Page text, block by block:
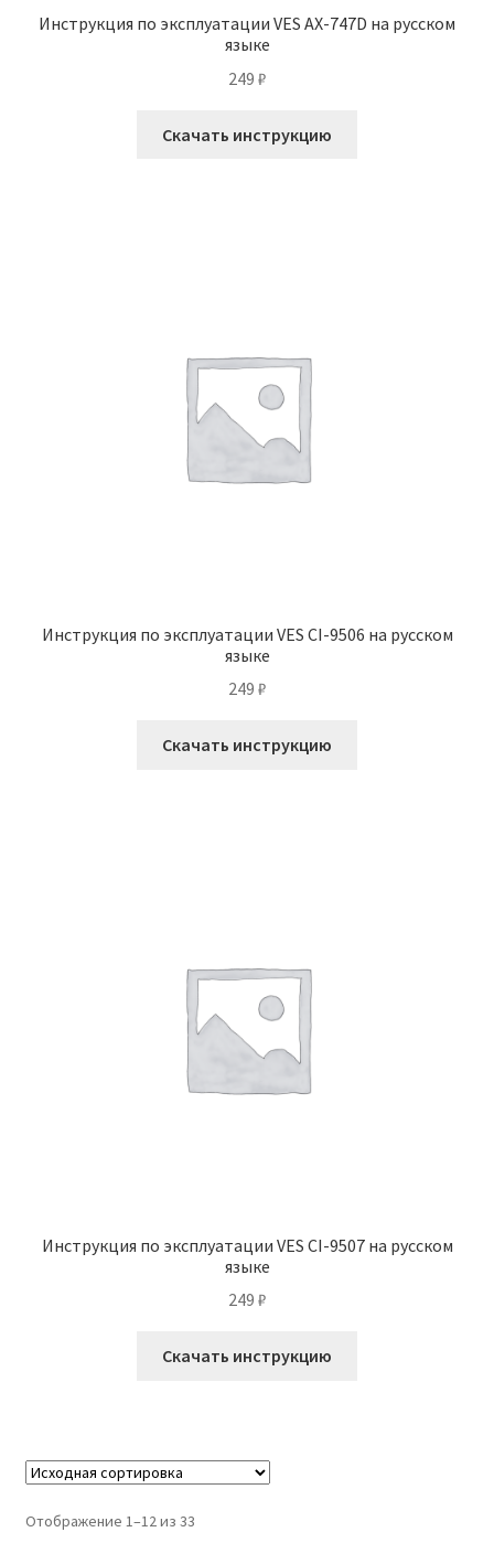
Инструкция по эксплуатации VES AX-747D на русском
языке
249 ₽
Скачать инструкцию
Инструкция по эксплуатации VES CI-9506 на русском
языке
249 ₽
Скачать инструкцию
Инструкция по эксплуатации VES CI-9507 на русском
языке
249 ₽
Скачать инструкцию
Отображение 1–12 из 33